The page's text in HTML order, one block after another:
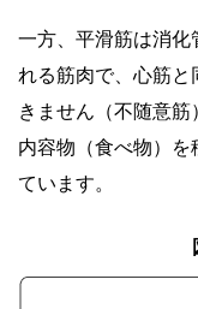
一方、平滑筋は消化
れる筋肉で、心筋と
きません（不随意
内容物（食べ物）を
ています。